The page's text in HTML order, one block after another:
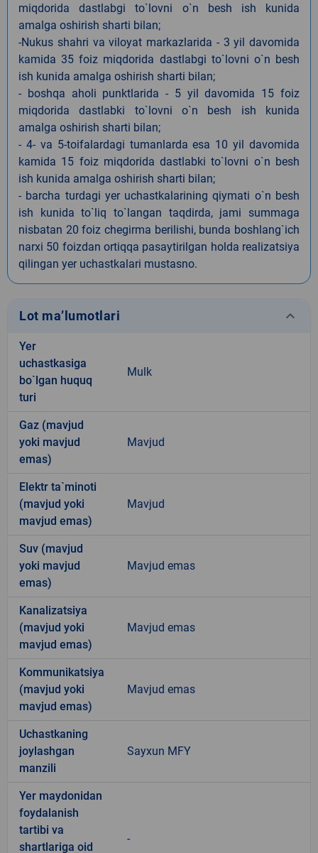
miqdorida dastlabgi to`lovni o`n besh ish kunida
amalga oshirish sharti bilan;
-Nukus shahri va viloyat markazlarida - 3 yil davomida
kamida 35 foiz miqdorida dastlabgi to`lovni o`n besh
ish kunida amalga oshirish sharti bilan;
- boshqa aholi punktlarida - 5 yil davomida 15 foiz
miqdorida dastlabki to`lovni o`n besh ish kunida
amalga oshirish sharti bilan;
- 4- va 5-toifalardagi tumanlarda esa 10 yil davomida
kamida 15 foiz miqdorida dastlabki to`lovni o`n besh
ish kunida amalga oshirish sharti bilan;
- barcha turdagi yer uchastkalarining qiymati o`n besh
ish kunida to`liq to`langan taqdirda, jami summaga
nisbatan 20 foiz chegirma berilishi, bunda boshlang`ich
narxi 50 foizdan ortiqqa pasaytirilgan holda realizatsiya
qilingan yer uchastkalari mustasno.
Lot ma’lumotlari keyboard_arrow_down
Yer
uchastkasiga
bo`lgan huquq
turi
Mulk
Gaz (mavjud
yoki mavjud
emas)
Mavjud
Elektr ta`minoti
(mavjud yoki
mavjud emas)
Mavjud
Suv (mavjud
yoki mavjud
emas)
Mavjud emas
Kanalizatsiya
(mavjud yoki
mavjud emas)
Mavjud emas
Kommunikatsiya
(mavjud yoki
mavjud emas)
Mavjud emas
Uchastkaning
joylashgan
manzili
Sayxun MFY
Yer maydonidan
foydalanish
tartibi va
shartlariga oid
-